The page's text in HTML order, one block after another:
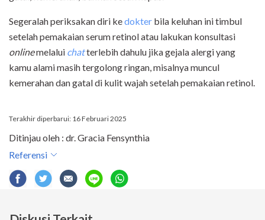
Segeralah periksakan diri kedokter bila keluhan ini timbul
setelah pemakaian serum retinol atau lakukan konsultasi
onlinemelalui chatterlebih dahulu jika gejala alergi yang
kamu alami masih tergolong ringan, misalnya muncul
kemerahan dan gatal di kulit wajah setelah pemakaian retinol.
Terakhir diperbarui: 16 Februari 2025